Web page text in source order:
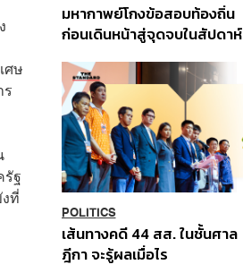
ศษ
ฐ
ที่
มหากาพย์โกงข้อสอบท้องถิ่น
ก่อนเดินหน้าสู่จุดจบในสัปดาห์
POLITICS
เส้นทางคดี 44 สส. ในชั้นศาล
ฎีกา จะรู้ผลเมื่อไร